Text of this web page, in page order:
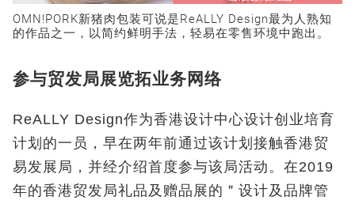
OMN!PORK新猪肉包装可说是ReALLY Design最为人熟知
的作品之一，以简约鲜明手法，轻易在零售环境中跑出。
参与贸发局展览拓业务网络
ReALLY Design作为香港设计中心设计创业培育
计划的一员，早在两年前通过该计划接触香港贸
易发展局，并经介绍首度参与该局活动。在2019
年的香港贸发局礼品及赠品展的＂设计及品牌管